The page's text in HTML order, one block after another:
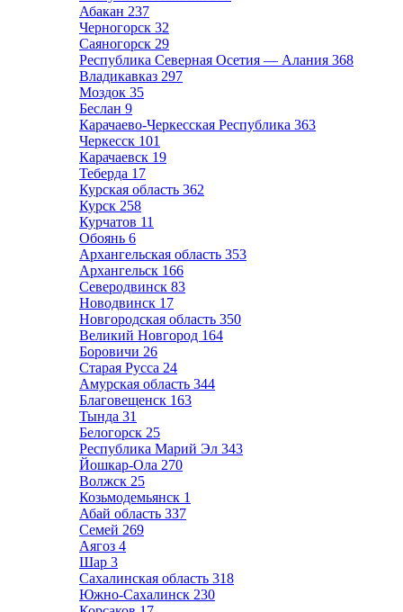
Абакан 237
Черногорск 32
Саяногорск 29
Республика Северная Осетия — Алания 368
Владикавказ 297
Моздок 35
Беслан 9
Карачаево-Черкесская Республика 363
Черкесск 101
Карачаевск 19
Теберда 17
Курская область 362
Курск 258
Курчатов 11
Обоянь 6
Архангельская область 353
Архангельск 166
Северодвинск 83
Новодвинск 17
Новгородская область 350
Великий Новгород 164
Боровичи 26
Старая Русса 24
Амурская область 344
Благовещенск 163
Тында 31
Белогорск 25
Республика Марий Эл 343
Йошкар-Ола 270
Волжск 25
Козьмодемьянск 1
Абай область 337
Семей 269
Аягоз 4
Шар 3
Сахалинская область 318
Южно-Сахалинск 230